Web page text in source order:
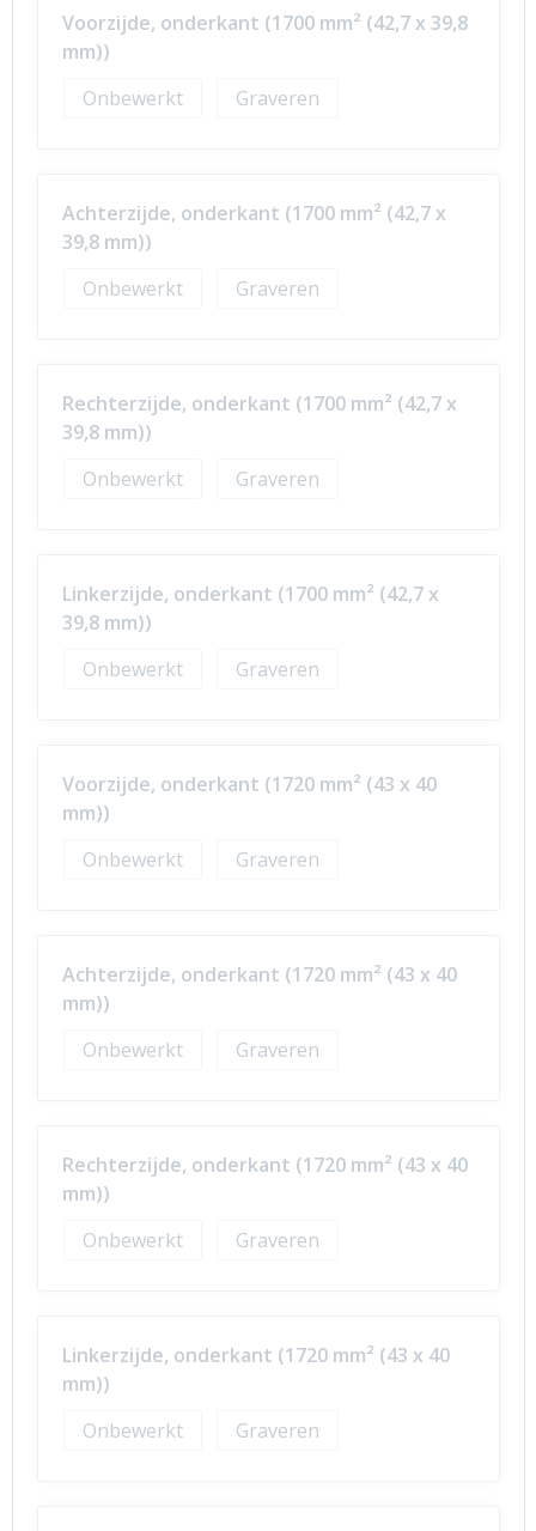
Voorzijde, onderkant (1700 mm² (42,7 x 39,8
mm))
Onbewerkt
Graveren
Achterzijde, onderkant (1700 mm² (42,7 x
39,8 mm))
Onbewerkt
Graveren
Rechterzijde, onderkant (1700 mm² (42,7 x
39,8 mm))
Onbewerkt
Graveren
Linkerzijde, onderkant (1700 mm² (42,7 x
39,8 mm))
Onbewerkt
Graveren
Voorzijde, onderkant (1720 mm² (43 x 40
mm))
Onbewerkt
Graveren
Achterzijde, onderkant (1720 mm² (43 x 40
mm))
Onbewerkt
Graveren
Rechterzijde, onderkant (1720 mm² (43 x 40
mm))
Onbewerkt
Graveren
Linkerzijde, onderkant (1720 mm² (43 x 40
mm))
Onbewerkt
Graveren